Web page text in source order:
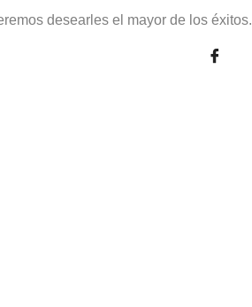
desearles el mayor de los éxitos.